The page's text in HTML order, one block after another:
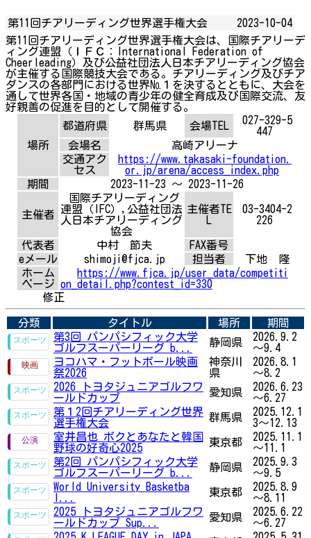
第11回チアリーディング世界選手権大会
2023-10-04
第11回チアリーディング世界選手権大会は、国際チアリーデ
ィング連盟（ＩＦＣ：International Federation of
Cheerleading）及び公益社団法人日本チアリーディング協会
が主催する国際競技大会である。 チアリーディング及びチア
ダンスの各部門における世界№１を決するとともに、大会を
通して世界各国・地域の青少年の健全育成及び国際交流、友
好親善の促進を目的として開催する。
場所
都道府県 群馬県 会場TEL
027-329-5
447
会場名
高崎アリーナ
交通アク
セス
https://www.takasaki-foundation.
or.jp/arena/access_index.php
期間
2023-11-23 ～ 2023-11-26
主催者
国際チアリーディング
連盟（IFC）,公益社団法
人日本チアリーディング
協会
主催者TE
03-3404-2
226
代表者 中村 節夫
FAX番号
eメール
shimoji@fjca.jp 担当者
下地 隆
ホーム
ページ
https://www.fjca.jp/user_data/competiti
on_detail.php?contest_id=330
修正
分類 タイトル 場所
期間
第3回 パンパシフィック大学
ゴルフスーパーリーグ b...
静岡県
2026.9.2
～9.4
ヨコハマ・フットボール映画
祭2026
神奈川
県
2026.8.1
～8.2
2026 トヨタジュニアゴルフワ
ールドカップ
愛知県
2026.6.23
～6.27
第１2回チアリーディング世界
選手権大会
群馬県
2025.12.1
3～12.13
室井昌也 ボクとあなたと韓国
野球の好奇心2025
東京都
2025.11.1
～11.1
第2回 パンパシフィック大学
ゴルフスーパーリーグ b...
静岡県
2025.9.3
～9.5
World University Basketba
東京都
2025.8.9
～8.11
2025 トヨタジュニアゴルフワ
ールドカップ Sup...
愛知県
2025.6.22
～6.27